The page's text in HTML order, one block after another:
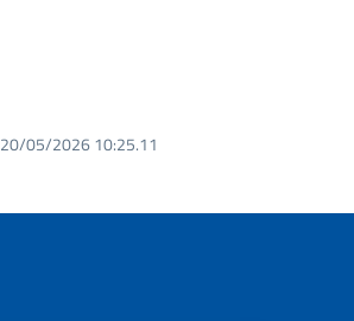
20/05/2026 10:25.11